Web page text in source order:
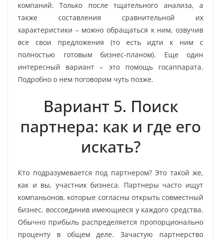
компаний. Только после тщательного анализа, а
также составления сравнительной их
характеристики – можно обращаться к ним, озвучив
все свои предложения (то есть идти к ним с
полностью готовым бизнес-планом). Еще один
интересный вариант – это помощь госаппарата.
Подробно о нем поговорим чуть позже.
Вариант 5. Поиск
партнера: как и где его
искать?
Кто подразумевается под партнером? Это такой же,
как и вы, участник бизнеса. Партнеры часто ищут
компаньонов, которые согласны открыть совместный
бизнес, воссоединив имеющиеся у каждого средства.
Обычно прибыль распределяется пропорционально
проценту в общем деле. Зачастую партнерство